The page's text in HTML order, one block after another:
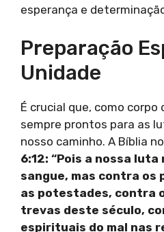
esperança e
Preparação
Unidade
É crucial que, como
sempre prontos para as
nosso caminho. A Bíblia
6:12: “Pois a nossa
sangue, mas contra os
as potestades, contra
trevas deste século,
espirituais do mal nas